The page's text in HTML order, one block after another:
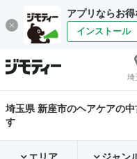
アプリならお
インストール
埼
埼玉県 新座市のヘアケアの
す